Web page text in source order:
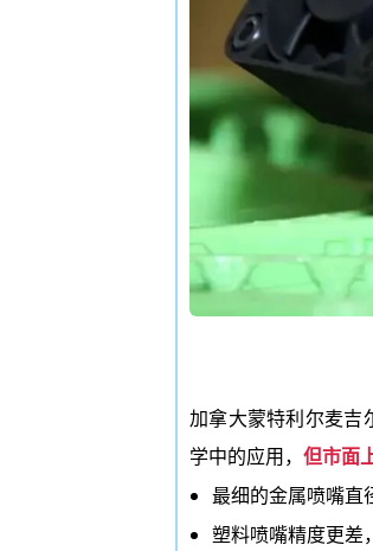
加拿大蒙特利尔麦吉
学中的应用， 但市面
最细的金属喷嘴直
塑料喷嘴精度更差